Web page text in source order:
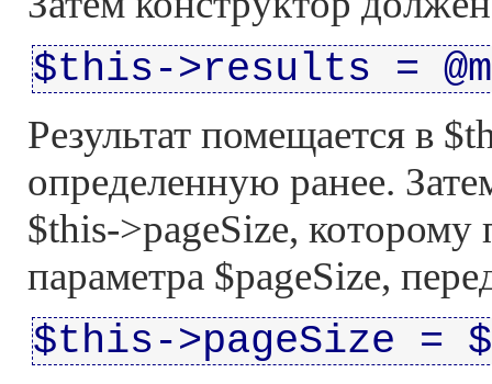
$this->results =
Результат помещается в
определенную ранее.
$this->pageSize, которому
параметра $pageSize,
$this->pageSize =